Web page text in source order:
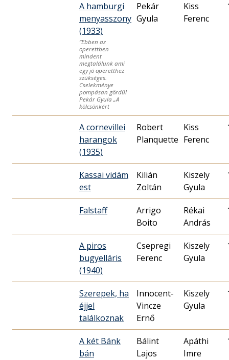
A hamburgi
menyasszony
(1933)
“Ebben az
operettben
mindent
megtalálunk ami
egy jó operetthez
szükséges.
Cselekménye
pompásan gördül
Pekár Gyula „A
kölcsönkért
Pekár
Gyula
Kiss
Ferenc
A cornevillei
harangok
(1935)
Robert
Planquette
Kiss
Ferenc
Kassai vidám
est
Kilián
Zoltán
Kiszely
Gyula
Falstaff
Arrigo
Boito
Rékai
András
A piros
bugyelláris
(1940)
Csepregi
Ferenc
Kiszely
Gyula
Szerepek, ha
éjjel
találkoznak
Innocent-
Vincze
Ernő
Kiszely
Gyula
A két Bánk
bán
Bálint
Lajos
Apáthi
Imre